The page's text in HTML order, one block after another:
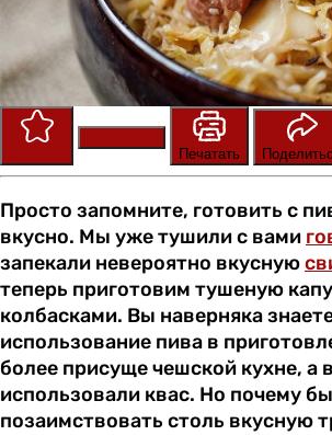
Печатать
Просто запомните, готовить с
вкусно. Мы уже тушили с вами
запекали невероятно вкусную
теперь приготовим тушеную
колбасками. Вы наверняка
использование пива в
более присуще чешской кухне, а
использовали квас. Но почему
позаимствовать столь вкусную